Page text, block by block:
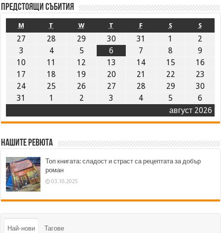
Предстоящи събития
август 2026
M T W T F S S
27 28 29 30 31 1
2
3
4 5 6 7 8
9
10
11 12 13 14 15
16
17
18 19 20 21 22
23
24
25 26 27 28 29
30
31
1 2 3 4 5 6
Нашите ревюта
Топ книгата: сладост и страст са рецептата за добър
роман
03.10.2025
Най-нови Тагове